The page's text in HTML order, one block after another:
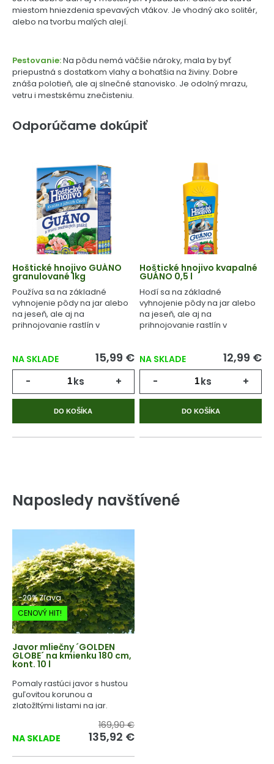
miestom hniezdenia spevavých vtákov. Je vhodný ako solitér,
alebo na tvorbu malých alejí.
Pestovanie:Na pôdu nemá väčšie nároky, mala by byť
priepustná s dostatkom vlahy a bohatšia na živiny. Dobre
znáša polotieň, ale aj slnečné stanovisko. Je odolný mrazu,
vetru i mestskému znečisteniu.
Odporúčame dokúpiť
Hoštické hnojivo GUÁNO
granulované 1kg
Používa sa na základné
vyhnojenie pôdy na jar alebo
na jeseň, ale aj na
prihnojovanie rastlín v
NA SKLADE 15,99 €
- ks +
DO KOŠÍKA
Hoštické hnojivo kvapalné
GUÁNO 0,5 l
Hodí sa na základné
vyhnojenie pôdy na jar alebo
na jeseň, ale aj na
prihnojovanie rastlín v
NA SKLADE 12,99 €
- ks +
DO KOŠÍKA
Naposledy navštívené
-20% Zľava
CENOVÝ HIT!
Javor mliečny ´GOLDEN
GLOBE´ na kmienku 180 cm,
kont. 10 l
Pomaly rastúci javor s hustou
guľovitou korunou a
zlatožltými listami na jar.
NA SKLADE
169,90 €
135,92 €